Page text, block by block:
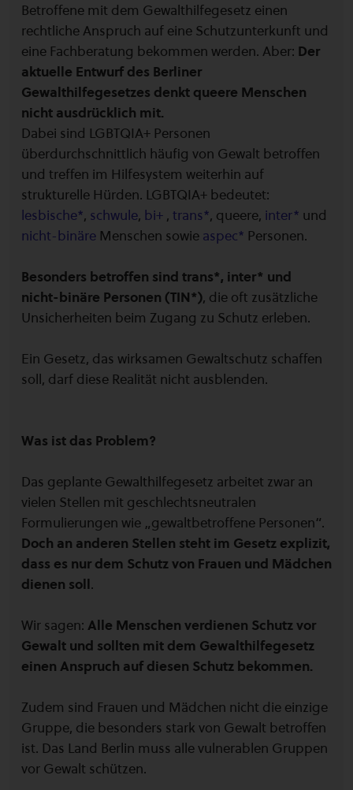
Betroffene mit dem Gewalthilfegesetz einen
rechtliche Anspruch auf eine Schutzunterkunft und
eine Fachberatung bekommen werden. Aber: Der
aktuelle Entwurf des Berliner
Gewalthilfegesetzes denkt queere Menschen
nicht ausdrücklich mit.
Dabei sind LGBTQIA+ Personen
überdurchschnittlich häufig von Gewalt betroffen
und treffen im Hilfesystem weiterhin auf
strukturelle Hürden. LGBTQIA+ bedeutet:
lesbische*, schwule, bi+ , trans*, queere, inter* und
nicht-binäre Menschen sowie aspec* Personen.
Besonders betroffen sind trans*, inter* und
nicht-binäre Personen (TIN*), die oft zusätzliche
Unsicherheiten beim Zugang zu Schutz erleben.
Ein Gesetz, das wirksamen Gewaltschutz schaffen
soll, darf diese Realität nicht ausblenden.
Was ist das Problem?
Das geplante Gewalthilfegesetz arbeitet zwar an
vielen Stellen mit geschlechtsneutralen
Formulierungen wie „gewaltbetroffene Personen“.
Doch an anderen Stellen steht im Gesetz explizit,
dass es nur dem Schutz von Frauen und Mädchen
dienen soll.
Wir sagen: Alle Menschen verdienen Schutz vor
Gewalt und sollten mit dem Gewalthilfegesetz
einen Anspruch auf diesen Schutz bekommen.
Zudem sind Frauen und Mädchen nicht die einzige
Gruppe, die besonders stark von Gewalt betroffen
ist. Das Land Berlin muss alle vulnerablen Gruppen
vor Gewalt schützen.